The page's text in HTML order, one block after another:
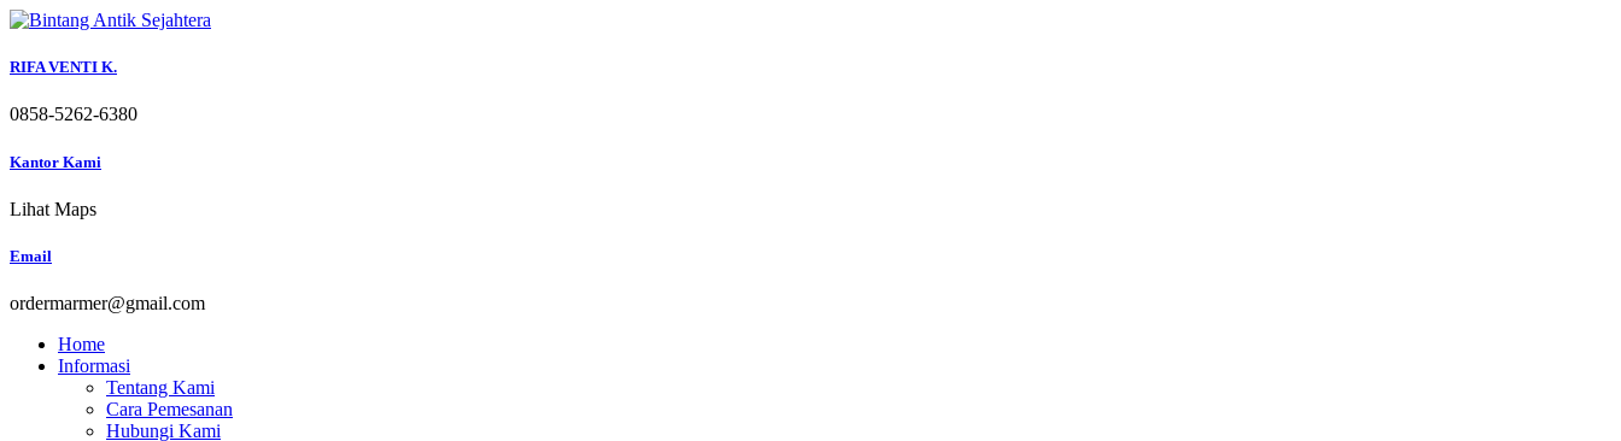
Skip
content
RIFA VENTI K.
0858-5262-6380
Kantor Kami
Lihat Maps
Email
ordermarmer@gmail.com
Home
Informasi
Tentang Kami
Cara Pemesanan
Hubungi Kami